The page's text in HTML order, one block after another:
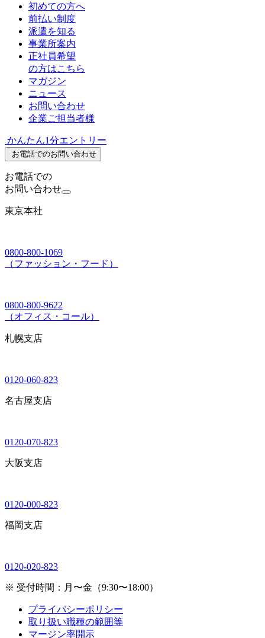
初めての方へ
前払い制度
派遣を知る
事業所案内
正社員希望
の方はこちら
マガジン
ニュース
お問い合わせ
企業ご担当者様
かんたん1分エントリー
お電話でのお問い合わせ
お電話での
お問い合わせ
東京本社
0800-800-1069
（ファッション・フード）
0800-800-9622
（オフィス・コール）
札幌支店
0120-060-823
名古屋支店
0120-070-823
大阪支店
0120-000-823
福岡支店
0120-020-823
※ 受付時間：月〜金（9:30〜18:00）
プライバシーポリシー
取り扱い職種の範囲等
マージン率開示